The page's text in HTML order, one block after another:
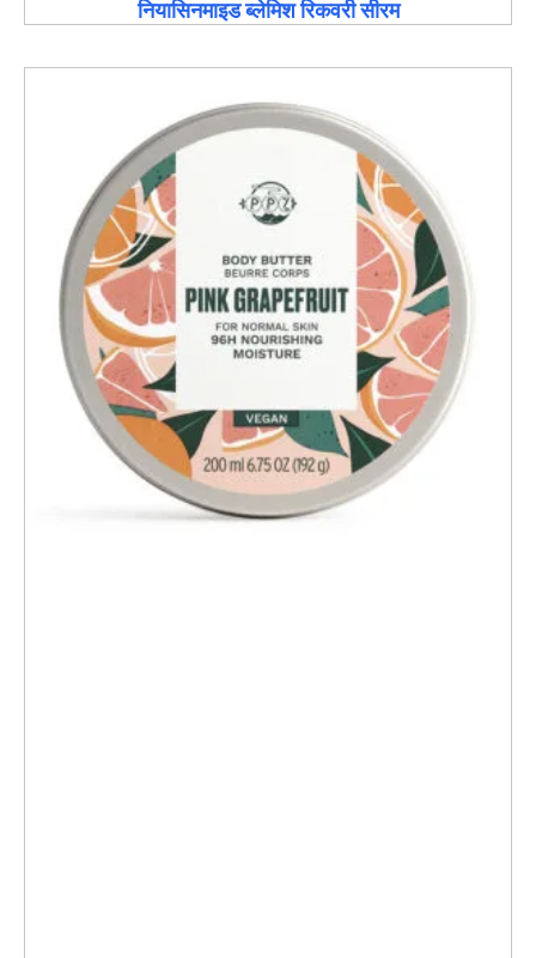
नियासिनमाइड ब्लेमिश रिकवरी सीरम